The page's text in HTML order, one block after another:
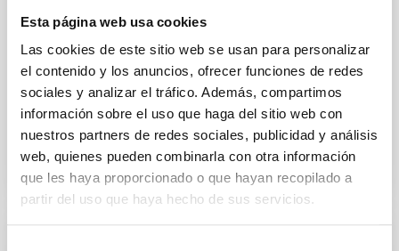
Esta página web usa cookies
Las cookies de este sitio web se usan para personalizar
el contenido y los anuncios, ofrecer funciones de redes
sociales y analizar el tráfico. Además, compartimos
información sobre el uso que haga del sitio web con
nuestros partners de redes sociales, publicidad y análisis
web, quienes pueden combinarla con otra información
que les haya proporcionado o que hayan recopilado a
partir del uso que haya hecho de sus servicios.
Astropartículas)
El Dr. José Acosta Pulido es investigador senior en el
Instituto de Astrofísica de Canarias (IAC). Nació en
Tazacorte, La Palma, España. Estudió Física en la...